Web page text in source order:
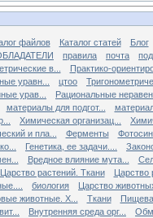
файлов Каталог статей
Блог
правила почта
в...
Практико-
уравн... цтоо
урав...
Рациональные
материалы для подгот...
Химическая организац...
и пла... Ферменты
Генетика, ее задачи....
Вредное влияние мута...
Царство растений. Ткани
Царство
биология
Царство
животные. Х... Ткани
Внутренняя среда орг...